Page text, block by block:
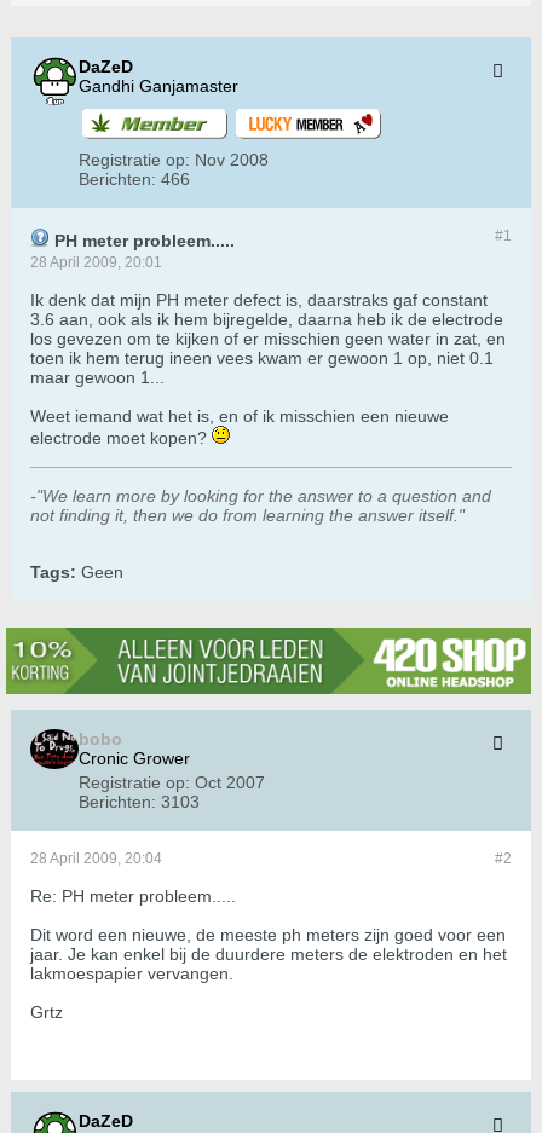
DaZeD
Gandhi Ganjamaster
Registratie op: Nov 2008
Berichten: 466
#1
PH meter probleem.....
28 April 2009, 20:01
Ik denk dat mijn PH meter defect is, daarstraks gaf constant
3.6 aan, ook als ik hem bijregelde, daarna heb ik de electrode
los gevezen om te kijken of er misschien geen water in zat, en
toen ik hem terug ineen vees kwam er gewoon 1 op, niet 0.1
maar gewoon 1...
Weet iemand wat het is, en of ik misschien een nieuwe
electrode moet kopen?
-"We learn more by looking for the answer to a question and
not finding it, then we do from learning the answer itself."
Tags: Geen
bobo
Cronic Grower
Registratie op: Oct 2007
Berichten: 3103
#2
28 April 2009, 20:04
Re: PH meter probleem.....
Dit word een nieuwe, de meeste ph meters zijn goed voor een
jaar. Je kan enkel bij de duurdere meters de elektroden en het
lakmoespapier vervangen.
Grtz
DaZeD